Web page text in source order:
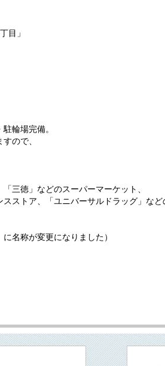
目」
輪場完備。
ので、
三徳」などのスーパーマーケット、
スストア、「ユニバーサルドラッグ」など
名称が変更になりました）